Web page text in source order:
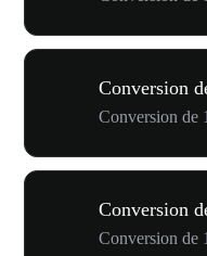
Conversion
Conversion
Conversion
Conversion de